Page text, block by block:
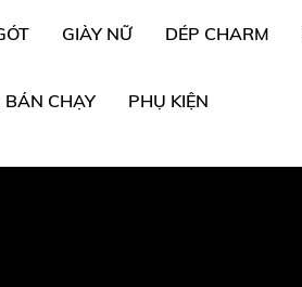
GIÀY NỮ DÉP CHARM
CHẠY PHỤ KIỆN